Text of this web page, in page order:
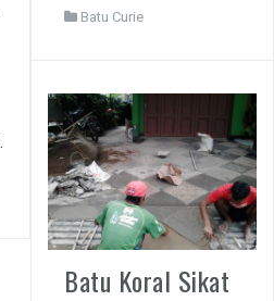
Batu Curie
Batu Koral Sikat